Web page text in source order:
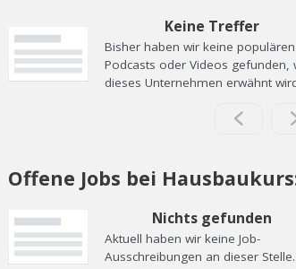
Keine Treffer
Bisher haben wir keine populären
Podcasts oder Videos gefunden,
dieses Unternehmen erwähnt
Offene Jobs bei
Nichts gefunden
Aktuell haben wir keine Job-
Ausschreibungen an dieser Stelle.